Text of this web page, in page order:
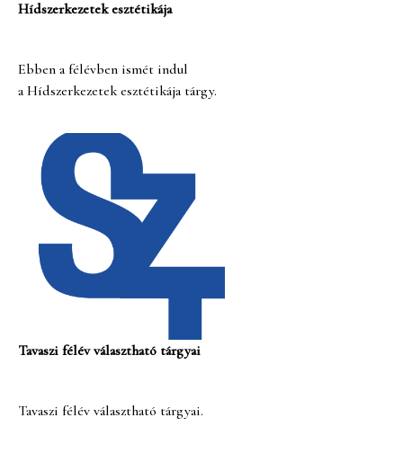
Hídszerkezetek esztétikája
Ebben a félévben ismét indul
a Hídszerkezetek esztétikája tárgy.
Tavaszi félév választható tárgyai
Tavaszi félév választható tárgyai.